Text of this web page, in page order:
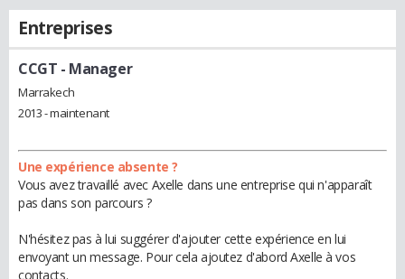
Entreprises
CCGT - Manager
Marrakech
2013 - maintenant
Une expérience absente ?
Vous avez travaillé avec Axelle dans une entreprise qui n'apparaît
pas dans son parcours ?
N'hésitez pas à lui suggérer d'ajouter cette expérience en lui
envoyant un message. Pour cela ajoutez d'abord Axelle à vos
contacts.